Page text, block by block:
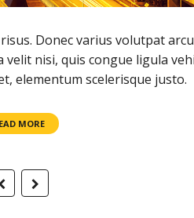
Donec varius volutpat
nisi, quis congue ligula
elementum scelerisque justo.
MORE